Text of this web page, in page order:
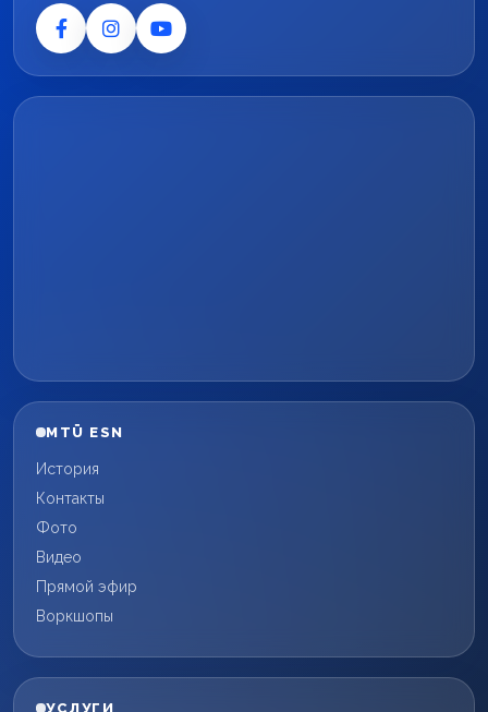
MTÜ ESN
История
Контакты
Фото
Видео
Прямой эфир
Воркшопы
УСЛУГИ